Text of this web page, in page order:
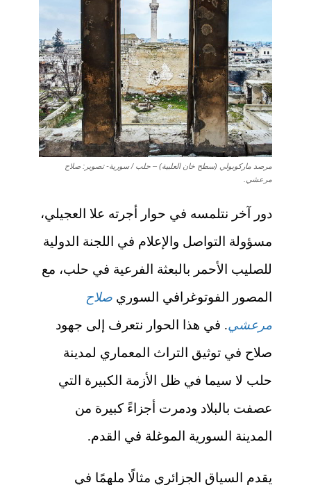
مرصد ماركوبولي (سطح خان العلبية) – حلب / سورية- تصوير: صلاح
مرعشي.
دور آخر نتلمسه في حوار أجرته علا العجيلي،
مسؤولة التواصل والإعلام في اللجنة الدولية
للصليب الأحمر بالبعثة الفرعية في حلب، مع
المصور الفوتوغرافي السوري صلاح
مرعشي. في هذا الحوار نتعرف إلى جهود
صلاح في توثيق التراث المعماري لمدينة
حلب لا سيما في ظل الأزمة الكبيرة التي
عصفت بالبلاد ودمرت أجزاءً كبيرة من
المدينة السورية الموغلة في القدم.
يقدم السياق الجزائري مثالًا ملهمًا في